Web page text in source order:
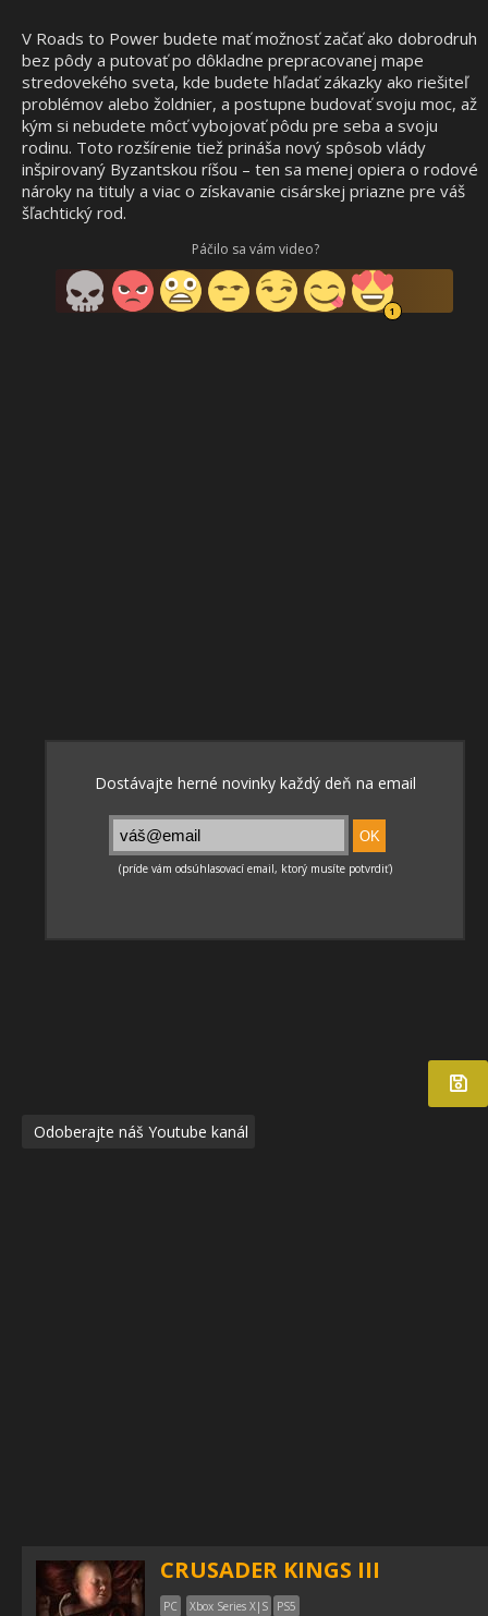
V Roads to Power budete mať možnosť začať ako dobrodruh
bez pôdy a putovať po dôkladne prepracovanej mape
stredovekého sveta, kde budete hľadať zákazky ako riešiteľ
problémov alebo žoldnier, a postupne budovať svoju moc, až
kým si nebudete môcť vybojovať pôdu pre seba a svoju
rodinu. Toto rozšírenie tiež prináša nový spôsob vlády
inšpirovaný Byzantskou ríšou – ten sa menej opiera o rodové
nároky na tituly a viac o získavanie cisárskej priazne pre váš
šľachtický rod.
Páčilo sa vám video?
Odoberajte náš Youtube kanál
CRUSADER KINGS III
PC Xbox Series X|S PS5